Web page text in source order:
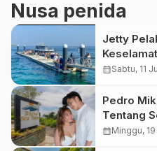
Nusa penida
Jetty
Harus
calendar_monthSabtu, 11
Pedro
Tentang
Liburan
calendar_monthMinggu,